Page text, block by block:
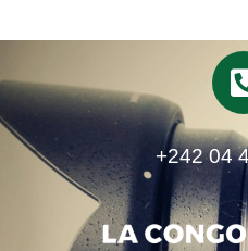
+242 04